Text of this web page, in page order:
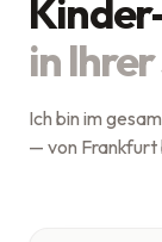
in
Ich bin im
— von Frankfurt